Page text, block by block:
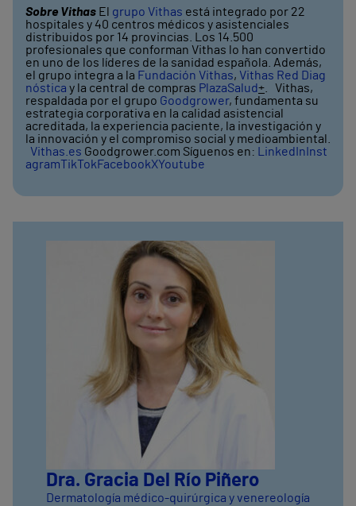
Sobre Vithas El grupo Vithas está integrado por 22
hospitales y 40 centros médicos y asistenciales
distribuidos por 14 provincias. Los 14.500
profesionales que conforman Vithas lo han convertido
en uno de los líderes de la sanidad española. Además,
el grupo integra a la Fundación Vithas, Vithas Red Diag
nóstica y la central de compras PlazaSalud+ . Vithas,
respaldada por el grupo Goodgrower, fundamenta su
estrategia corporativa en la calidad asistencial
acreditada, la experiencia paciente, la investigación y
la innovación y el compromiso social y medioambiental.
Vithas.es Goodgrower.com Síguenos en: LinkedIn Inst
agramTikTokFacebookXYoutube
Dra. Gracia Del Río Piñero
Dermatología médico-quirúrgica y venereología